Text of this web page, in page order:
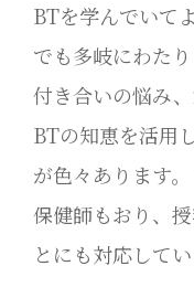
BTを学んでいて
でも多岐にわた
付き合いの悩み
BTの知恵を活用
が色々あります
保健師もおり、
とにも対応してい